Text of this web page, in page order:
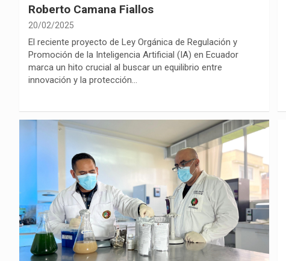
Roberto Camana Fiallos
20/02/2025
El reciente proyecto de Ley Orgánica de Regulación y
Promoción de la Inteligencia Artificial (IA) en Ecuador
marca un hito crucial al buscar un equilibrio entre
innovación y la protección…